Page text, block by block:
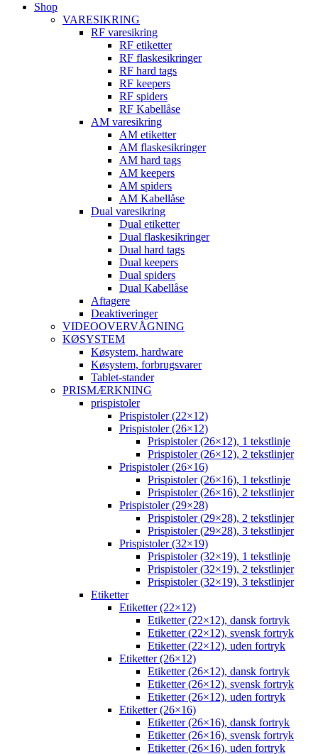
Shop
VARESIKRING
RF varesikring
RF etiketter
RF flaskesikringer
RF hard tags
RF keepers
RF spiders
RF Kabellåse
AM varesikring
AM etiketter
AM flaskesikringer
AM hard tags
AM keepers
AM spiders
AM Kabellåse
Dual varesikring
Dual etiketter
Dual flaskesikringer
Dual hard tags
Dual keepers
Dual spiders
Dual Kabellåse
Aftagere
Deaktiveringer
VIDEOOVERVÅGNING
KØSYSTEM
Køsystem, hardware
Køsystem, forbrugsvarer
Tablet-stander
PRISMÆRKNING
prispistoler
Prispistoler (22×12)
Prispistoler (26×12)
Prispistoler (26×12), 1 tekstlinje
Prispistoler (26×12), 2 tekstlinjer
Prispistoler (26×16)
Prispistoler (26×16), 1 tekstlinje
Prispistoler (26×16), 2 tekstlinjer
Prispistoler (29×28)
Prispistoler (29×28), 2 tekstlinjer
Prispistoler (29×28), 3 tekstlinjer
Prispistoler (32×19)
Prispistoler (32×19), 1 tekstlinje
Prispistoler (32×19), 2 tekstlinjer
Prispistoler (32×19), 3 tekstlinjer
Etiketter
Etiketter (22×12)
Etiketter (22×12), dansk fortryk
Etiketter (22×12), svensk fortryk
Etiketter (22×12), uden fortryk
Etiketter (26×12)
Etiketter (26×12), dansk fortryk
Etiketter (26×12), svensk fortryk
Etiketter (26×12), uden fortryk
Etiketter (26×16)
Etiketter (26×16), dansk fortryk
Etiketter (26×16), svensk fortryk
Etiketter (26×16), uden fortryk